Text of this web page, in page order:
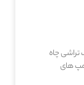
تراشی چاه
های